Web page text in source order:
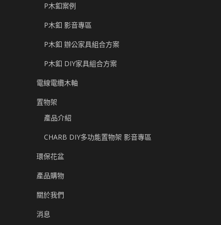
P木釦案例
P木釦 影音專區
P木釦 辦公家具組合方案
P木釦 DIY家具組合方案
電線電纜木軸
置物架
產品介紹
CHARB DIY多功能置物架 影音專區
環保花盆
產品購物
關於我們
消息